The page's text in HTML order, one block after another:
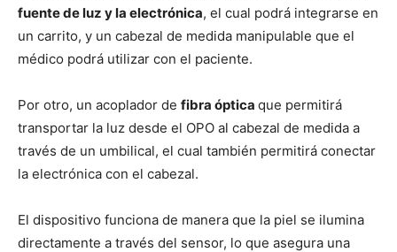
fuente de luz y la electrónica, el cual podrá integrarse en
un carrito, y un cabezal de medida manipulable que el
médico podrá utilizar con el paciente.
Por otro, un acoplador de fibra óptica que permitirá
transportar la luz desde el OPO al cabezal de medida a
través de un umbilical, el cual también permitirá conectar
la electrónica con el cabezal.
El dispositivo funciona de manera que la piel se ilumina
directamente a través del sensor, lo que asegura una